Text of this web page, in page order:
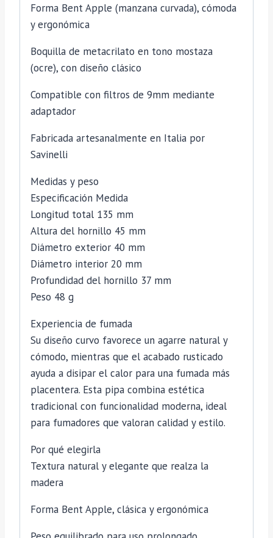
Forma Bent Apple (manzana curvada), cómoda
y ergonómica
Boquilla de metacrilato en tono mostaza
(ocre), con diseño clásico
Compatible con filtros de 9mm mediante
adaptador
Fabricada artesanalmente en Italia por
Savinelli
Medidas y peso
Especificación Medida
Longitud total 135 mm
Altura del hornillo 45 mm
Diámetro exterior 40 mm
Diámetro interior 20 mm
Profundidad del hornillo 37 mm
Peso 48 g
Experiencia de fumada
Su diseño curvo favorece un agarre natural y
cómodo, mientras que el acabado rusticado
ayuda a disipar el calor para una fumada más
placentera. Esta pipa combina estética
tradicional con funcionalidad moderna, ideal
para fumadores que valoran calidad y estilo.
Por qué elegirla
Textura natural y elegante que realza la
madera
Forma Bent Apple, clásica y ergonómica